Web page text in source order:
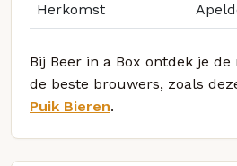
Herkomst
Bij Beer in a Box ontdek je
de beste brouwers, zoals
Puik Bieren.